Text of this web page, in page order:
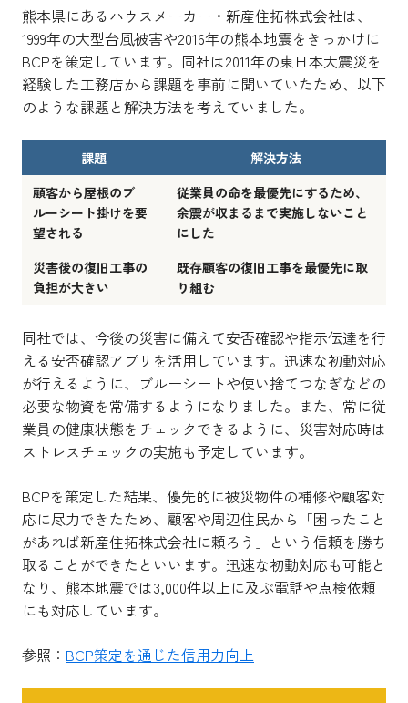
熊本県にあるハウスメーカー・新産住拓株式会社は、
1999年の大型台風被害や2016年の熊本地震をきっかけに
BCPを策定しています。同社は2011年の東日本大震災を
経験した工務店から課題を事前に聞いていたため、以下
のような課題と解決方法を考えていました。
課題
解決方法
顧客から屋根のブ
ルーシート掛けを要
望される
従業員の命を最優先にするため、
余震が収まるまで実施しないこと
にした
災害後の復旧工事の
負担が大きい
既存顧客の復旧工事を最優先に取
り組む
同社では、今後の災害に備えて安否確認や指示伝達を行
える安否確認アプリを活用しています。迅速な初動対応
が行えるように、ブルーシートや使い捨てつなぎなどの
必要な物資を常備するようになりました。また、常に従
業員の健康状態をチェックできるように、災害対応時は
ストレスチェックの実施も予定しています。
BCPを策定した結果、優先的に被災物件の補修や顧客対
応に尽力できたため、顧客や周辺住民から「困ったこと
があれば新産住拓株式会社に頼ろう」という信頼を勝ち
取ることができたといいます。迅速な初動対応も可能と
なり、熊本地震では3,000件以上に及ぶ電話や点検依頼
にも対応しています。
参照： BCP策定を通じた信用力向上